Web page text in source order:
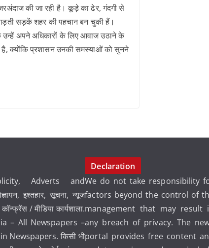
की जा रही है। कूड़े का ढेर, गंदगी से
सड़कें शहर की पहचान बन चुकी हैं।
उन्हें अपने अधिकारों के लिए आवाज उठाने के
है, क्योंकि प्रशासन उनकी समस्याओं को सुनने
Adverts and
इश्तहार, सूचना, न्यूज
/ मीडिया कार्यशाला.
– All Newspapers –
Newspapers. किसी भी
Declaration
We do not take responsibility
factors beyond the control of
management that may result
any breach of privacy. The
portal provides free content